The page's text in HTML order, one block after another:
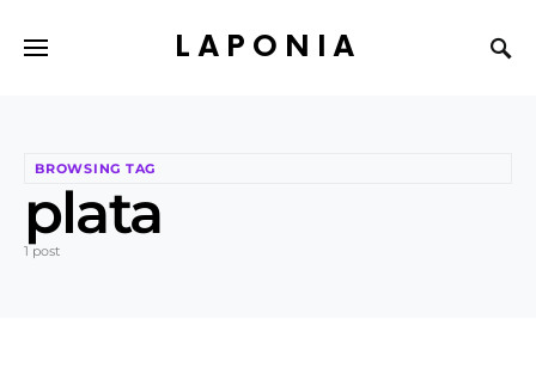
LAPONIA
BROWSING TAG
plata
1 post